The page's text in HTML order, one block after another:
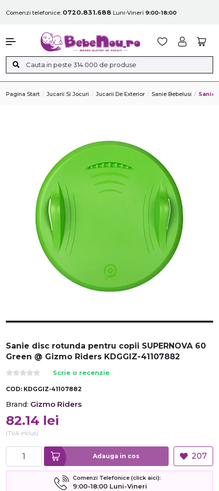
Comenzi telefonice: 0720.831.688 Luni-Vineri 9:00-18:00
Pagina Start Jucarii Si Jocuri Jucarii De Exterior Sanie Bebelusi Sanie
Sanie disc rotunda pentru copii SUPERNOVA 60
Green @ Gizmo Riders KDGGIZ-41107882
Scrie o recenzie
COD: KDGGIZ-41107882
Brand: Gizmo Riders
82.14 lei
(TVA inclus)
Adauga in cos 207
Comenzi Telefonice (click aici):
9:00-18:00 Luni-Vineri